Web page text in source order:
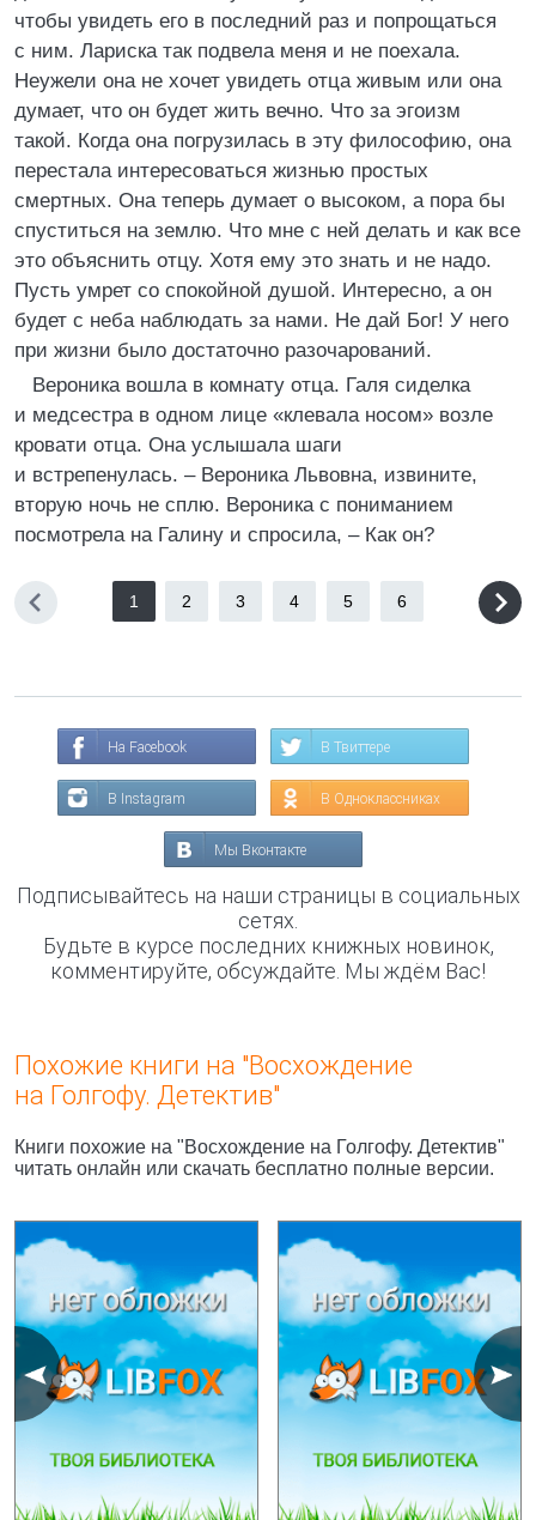
чтобы увидеть его в последний раз и попрощаться
с ним. Лариска так подвела меня и не поехала.
Неужели она не хочет увидеть отца живым или она
думает, что он будет жить вечно. Что за эгоизм
такой. Когда она погрузилась в эту философию, она
перестала интересоваться жизнью простых
смертных. Она теперь думает о высоком, а пора бы
спуститься на землю. Что мне с ней делать и как все
это объяснить отцу. Хотя ему это знать и не надо.
Пусть умрет со спокойной душой. Интересно, а он
будет с неба наблюдать за нами. Не дай Бог! У него
при жизни было достаточно разочарований.
Вероника вошла в комнату отца. Галя сиделка
и медсестра в одном лице «клевала носом» возле
кровати отца. Она услышала шаги
и встрепенулась. – Вероника Львовна, извините,
вторую ночь не сплю. Вероника с пониманием
посмотрела на Галину и спросила, – Как он?
1 2 3 4 5 6
На Facebook В Твиттере
В Instagram В Одноклассниках
Мы Вконтакте
Подписывайтесь на наши страницы в социальных
сетях.
Будьте в курсе последних книжных новинок,
комментируйте, обсуждайте. Мы ждём Вас!
Похожие книги на "Восхождение
на Голгофу. Детектив"
Книги похожие на "Восхождение на Голгофу. Детектив"
читать онлайн или скачать бесплатно полные версии.